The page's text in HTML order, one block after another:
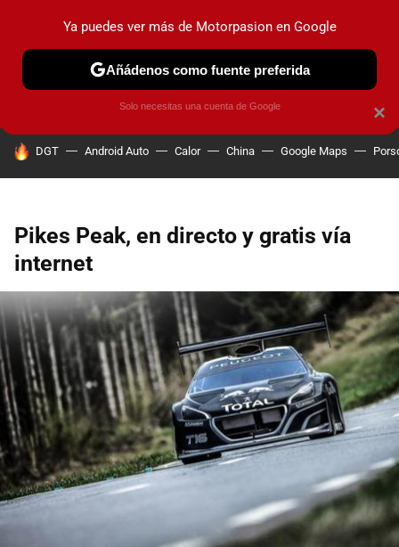
PRUEBAS COCHES ELÉCTRICOS OBSERVATORIO
HOY SE HABLA DE
DGT Android Auto Calor China Google Maps
Pikes Peak, en directo y gratis vía
internet
×
Ya puedes ver más de Motorpasion en Google
Añádenos como fuente preferida
Solo necesitas una cuenta de Google